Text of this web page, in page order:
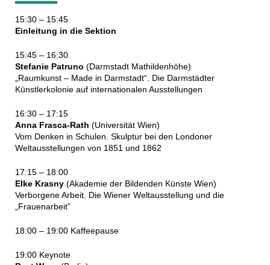
15:30 – 15:45
Einleitung in die Sektion
15:45 – 16:30
Stefanie Patruno (Darmstadt Mathildenhöhe)
„Raumkunst – Made in Darmstadt“. Die Darmstädter
Künstlerkolonie auf internationalen Ausstellungen
16:30 – 17:15
Anna Frasca-Rath (Universität Wien)
Vom Denken in Schulen. Skulptur bei den Londoner
Weltausstellungen von 1851 und 1862
17:15 – 18:00
Elke Krasny (Akademie der Bildenden Künste Wien)
Verborgene Arbeit. Die Wiener Weltausstellung und die
„Frauenarbeit”
18:00 – 19:00 Kaffeepause
19:00 Keynote